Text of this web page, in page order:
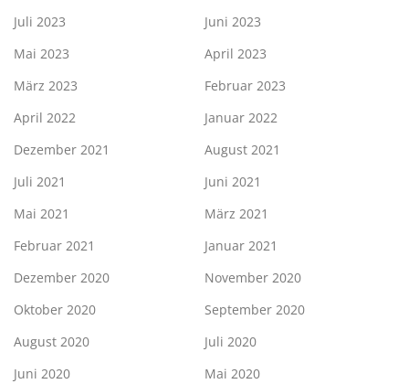
Juli 2023
Juni 2023
Mai 2023
April 2023
März 2023
Februar 2023
April 2022
Januar 2022
Dezember 2021
August 2021
Juli 2021
Juni 2021
Mai 2021
März 2021
Februar 2021
Januar 2021
Dezember 2020
November 2020
Oktober 2020
September 2020
August 2020
Juli 2020
Juni 2020
Mai 2020